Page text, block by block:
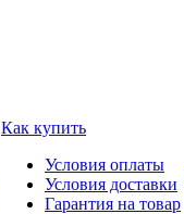
Как купить
Условия оплаты
Условия доставки
Гарантия на товар